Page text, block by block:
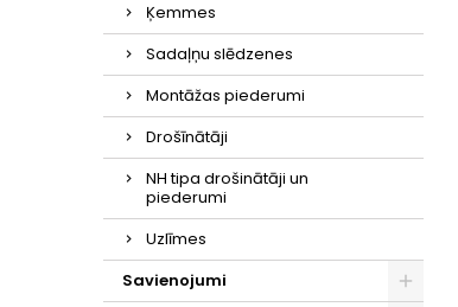
Ķemmes
Sadaļņu slēdzenes
Montāžas piederumi
Drošīnātāji
NH tipa drošinātāji un
piederumi
Uzlīmes
Savienojumi